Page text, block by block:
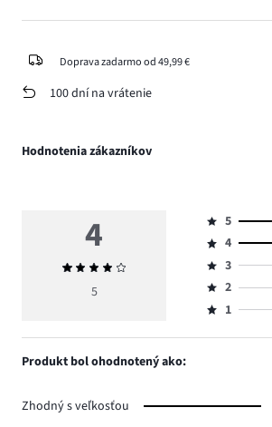
Doprava zadarmo od 49,99 €
100 dní na vrátenie
Hodnotenia zákazníkov
4
Priemerné
hodnotenie
5
Hodnotenie
5,
počet
hlasov
2.
5
Hodnotenie
4,
počet
hlasov
4
Hodnotenie
3,
počet
3
Hodnotenie
2,
2
Hodnotenie
1,
1
Produkt bol ohodnotený ako:
Zhodný s veľkosťou